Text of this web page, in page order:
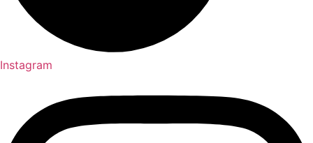
Instagram